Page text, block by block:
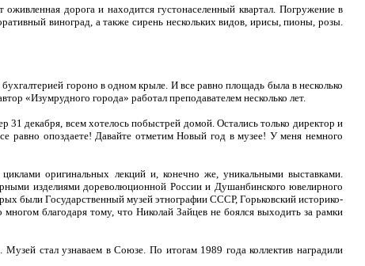
дорога и находится густонаселенный квартал. Погружение в
виноград, а также сирень нескольких видов, ирисы, пионы, розы.
гороно в одном крыле. И все равно площадь была в несколько
«Изумрудного города» работал преподавателем несколько лет.
декабря, всем хотелось побыстрей домой. Остались только директор и
равно опоздаете! Давайте отметим Новый год в музее! У меня немного
оригинальных лекций и, конечно же, уникальными выставками.
изделиями дореволюционной России и Душанбинского ювелирного
были Государственный музей этнографии СССР, Горьковский историко-
благодаря тому, что Николай Зайцев не боялся выходить за рамки
стал узнаваем в Союзе. По итогам 1989 года коллектив наградили